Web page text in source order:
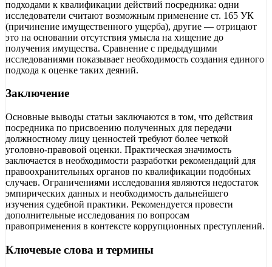
подходами к квалификации действий посредника: одни
исследователи считают возможным применение ст. 165 УК
(причинение имущественного ущерба), другие — отрицают
это на основании отсутствия умысла на хищение до
получения имущества. Сравнение с предыдущими
исследованиями показывает необходимость создания единого
подхода к оценке таких деяний.
Заключение
Основные выводы статьи заключаются в том, что действия
посредника по присвоению полученных для передачи
должностному лицу ценностей требуют более четкой
уголовно-правовой оценки. Практическая значимость
заключается в необходимости разработки рекомендаций для
правоохранительных органов по квалификации подобных
случаев. Ограничениями исследования являются недостаток
эмпирических данных и необходимость дальнейшего
изучения судебной практики. Рекомендуется провести
дополнительные исследования по вопросам
правоприменения в контексте коррупционных преступлений.
Ключевые слова и термины